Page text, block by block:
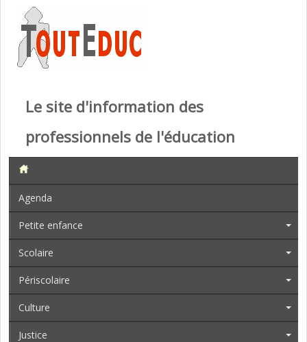
Le site d'information des
professionnels de l'éducation
Agenda
Petite enfance
Scolaire
Périscolaire
Culture
Justice